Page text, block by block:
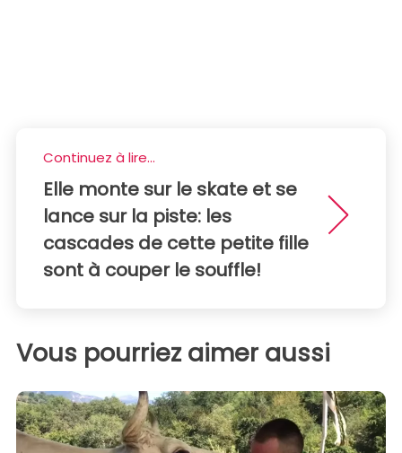
Continuez à lire...
Elle monte sur le skate et se
lance sur la piste: les
cascades de cette petite fille
sont à couper le souffle!
Vous pourriez aimer aussi